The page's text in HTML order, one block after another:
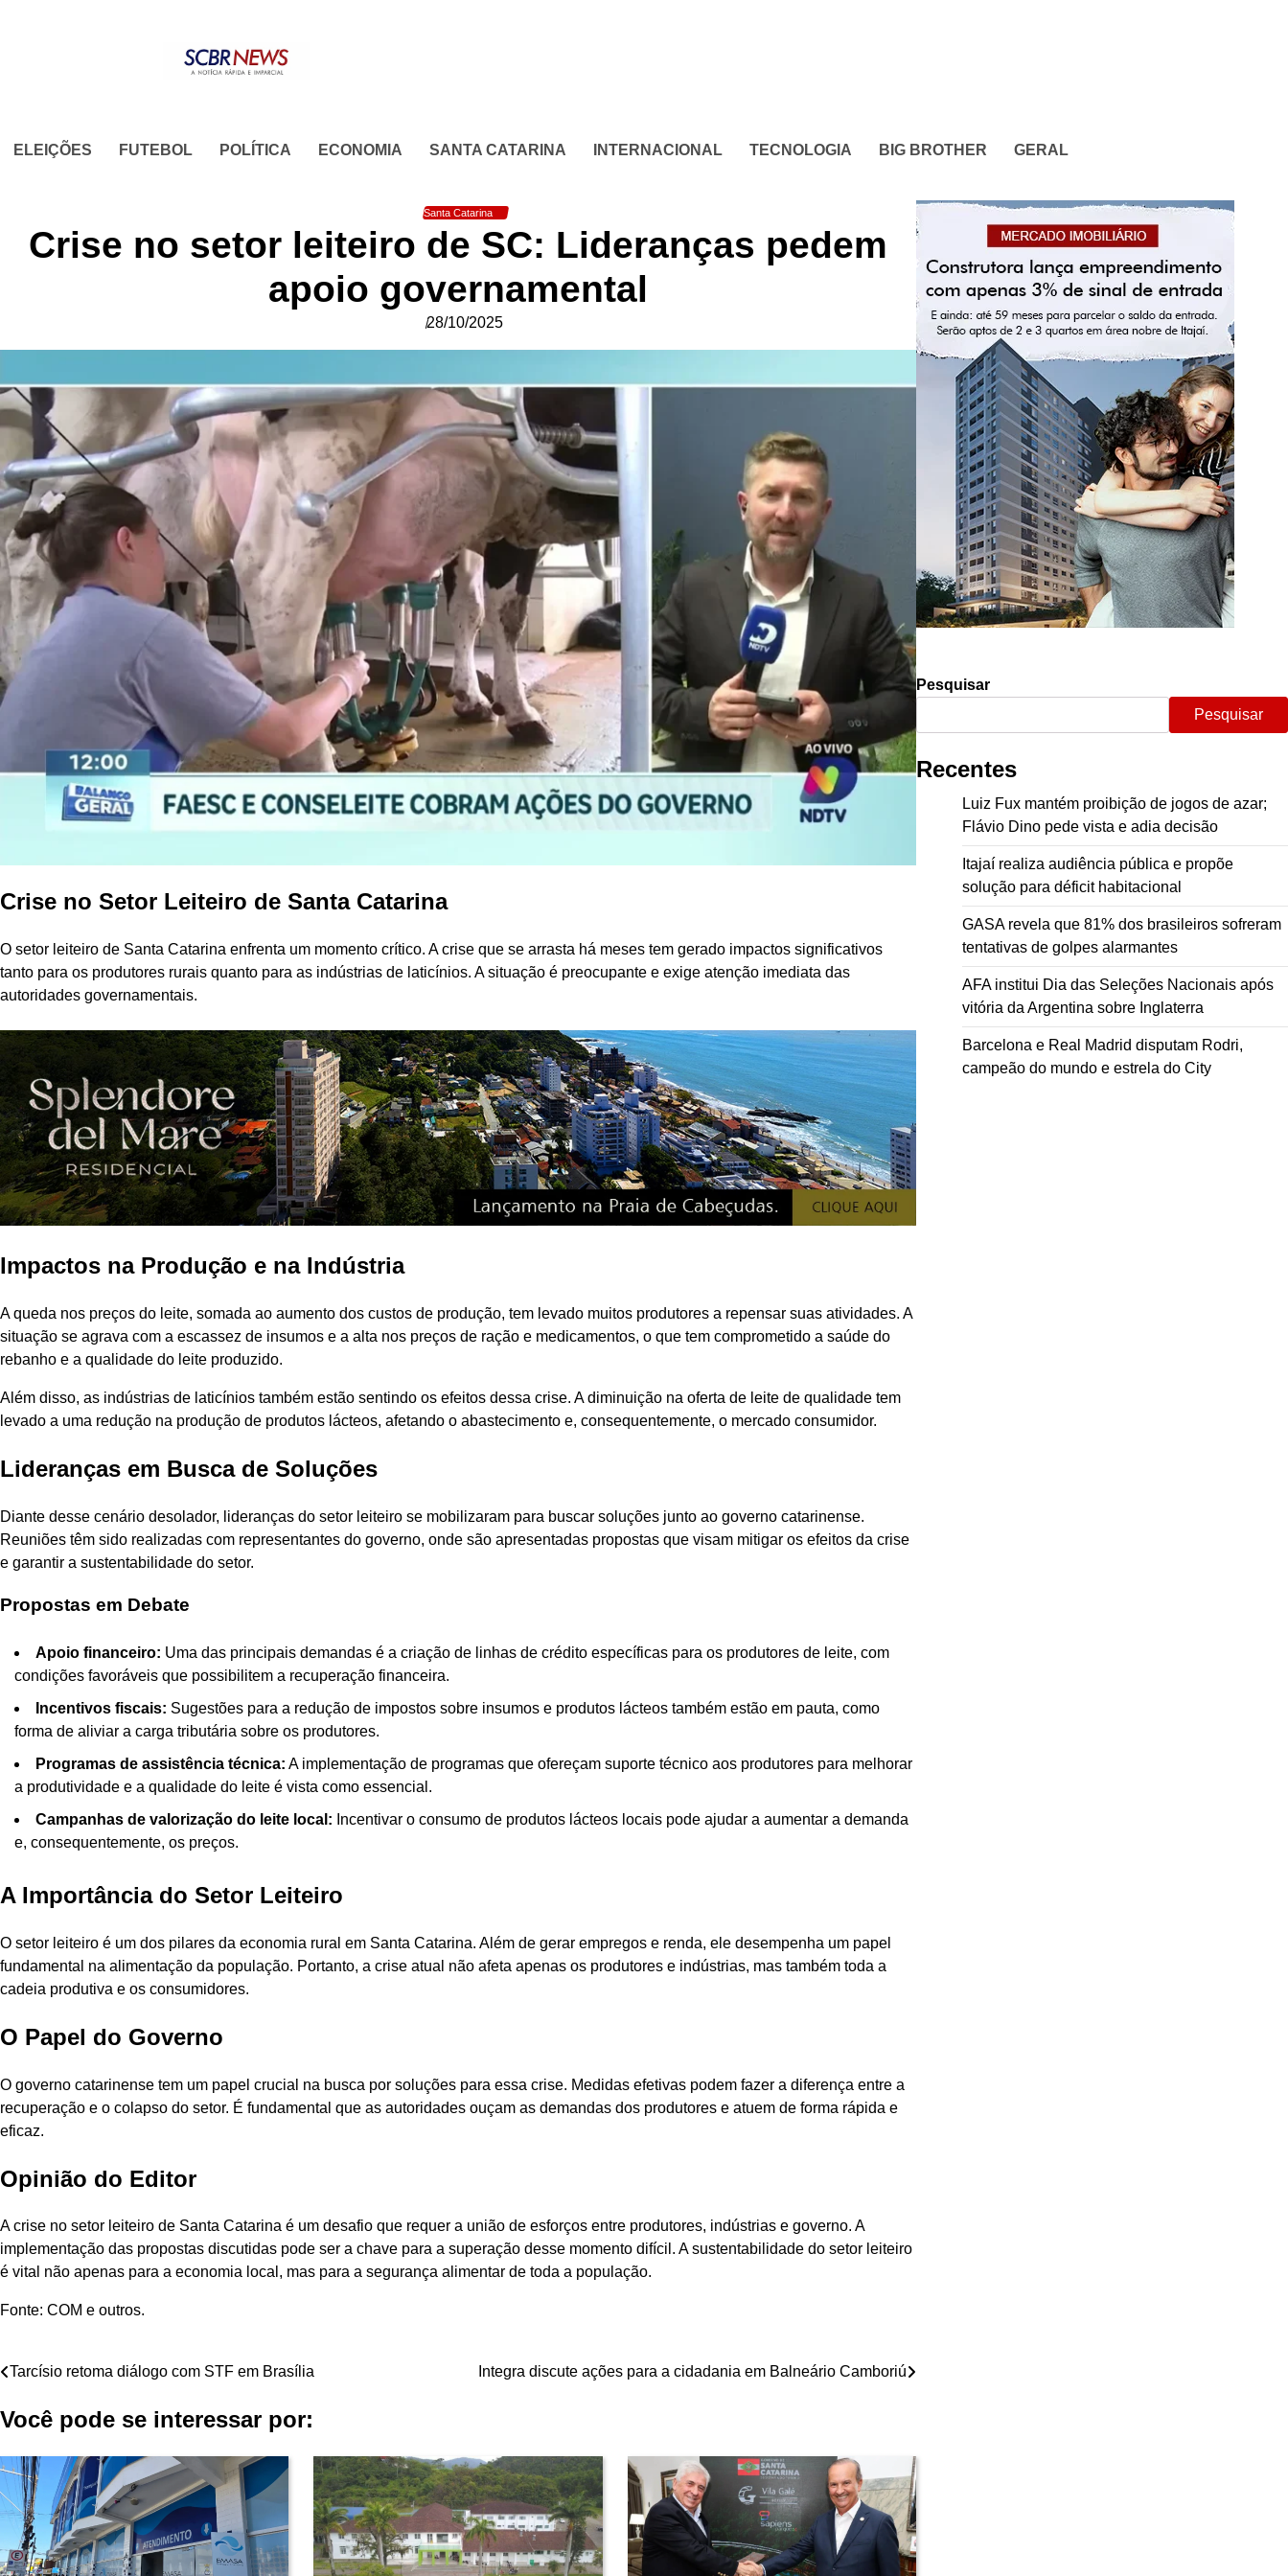
ELEIÇÕES FUTEBOL POLÍTICA ECONOMIA SANTA CATARINA INTERNACIONAL TECNOLOGIA BIG BROTHER GERAL
Santa Catarina
Crise no setor leiteiro de SC: Lideranças pedem
apoio governamental
28/10/2025
Crise no Setor Leiteiro de Santa Catarina
O setor leiteiro de Santa Catarina enfrenta um momento crítico. A crise que se arrasta há meses tem gerado impactos significativos
tanto para os produtores rurais quanto para as indústrias de laticínios. A situação é preocupante e exige atenção imediata das
autoridades governamentais.
Impactos na Produção e na Indústria
A queda nos preços do leite, somada ao aumento dos custos de produção, tem levado muitos produtores a repensar suas atividades. A
situação se agrava com a escassez de insumos e a alta nos preços de ração e medicamentos, o que tem comprometido a saúde do
rebanho e a qualidade do leite produzido.
Além disso, as indústrias de laticínios também estão sentindo os efeitos dessa crise. A diminuição na oferta de leite de qualidade tem
levado a uma redução na produção de produtos lácteos, afetando o abastecimento e, consequentemente, o mercado consumidor.
Lideranças em Busca de Soluções
Diante desse cenário desolador, lideranças do setor leiteiro se mobilizaram para buscar soluções junto ao governo catarinense.
Reuniões têm sido realizadas com representantes do governo, onde são apresentadas propostas que visam mitigar os efeitos da crise
e garantir a sustentabilidade do setor.
Propostas em Debate
Apoio financeiro: Uma das principais demandas é a criação de linhas de crédito específicas para os produtores de leite, com
condições favoráveis que possibilitem a recuperação financeira.
Incentivos fiscais: Sugestões para a redução de impostos sobre insumos e produtos lácteos também estão em pauta, como
forma de aliviar a carga tributária sobre os produtores.
Programas de assistência técnica: A implementação de programas que ofereçam suporte técnico aos produtores para melhorar
a produtividade e a qualidade do leite é vista como essencial.
Campanhas de valorização do leite local: Incentivar o consumo de produtos lácteos locais pode ajudar a aumentar a demanda
e, consequentemente, os preços.
A Importância do Setor Leiteiro
O setor leiteiro é um dos pilares da economia rural em Santa Catarina. Além de gerar empregos e renda, ele desempenha um papel
fundamental na alimentação da população. Portanto, a crise atual não afeta apenas os produtores e indústrias, mas também toda a
cadeia produtiva e os consumidores.
O Papel do Governo
O governo catarinense tem um papel crucial na busca por soluções para essa crise. Medidas efetivas podem fazer a diferença entre a
recuperação e o colapso do setor. É fundamental que as autoridades ouçam as demandas dos produtores e atuem de forma rápida e
eficaz.
Opinião do Editor
A crise no setor leiteiro de Santa Catarina é um desafio que requer a união de esforços entre produtores, indústrias e governo. A
implementação das propostas discutidas pode ser a chave para a superação desse momento difícil. A sustentabilidade do setor leiteiro
é vital não apenas para a economia local, mas para a segurança alimentar de toda a população.
Fonte: COM e outros.
Navegação
de
Tarcísio retoma diálogo com STF em Brasília Integra discute ações para a cidadania em Balneário Camboriú
Você pode se interessar por:
Pesquisar
Pesquisar
Recentes
Luiz Fux mantém proibição de jogos de azar;
Flávio Dino pede vista e adia decisão
Itajaí realiza audiência pública e propõe
solução para déficit habitacional
GASA revela que 81% dos brasileiros sofreram
tentativas de golpes alarmantes
AFA institui Dia das Seleções Nacionais após
vitória da Argentina sobre Inglaterra
Barcelona e Real Madrid disputam Rodri,
campeão do mundo e estrela do City